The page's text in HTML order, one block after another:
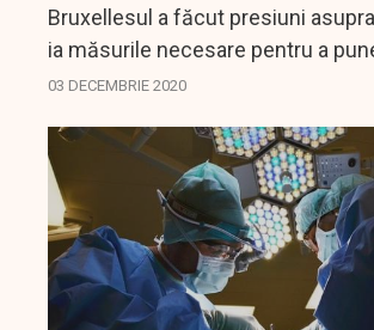
Bruxellesul a făcut presiuni
ia măsurile necesare pentru a
depăşirii valorii-limită de dioxid de
motoarele...
03 DECEMBRIE 2020